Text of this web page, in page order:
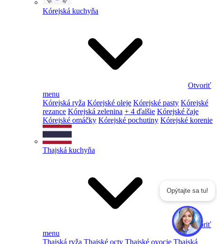
Kórejská kuchyňa
Otvoriť
menu
Kórejská ryža Kórejské oleje Kórejské pasty Kórejské
rezance Kórejská zelenina + 4 ďalšie Kórejské čaje
Kórejské omáčky Kórejské pochutiny Kórejské korenie
Thajská kuchyňa
Otvoriť
menu
Thajská ryža Thajské octy Thajské ovocie Thajská
Opýtajte sa tu!